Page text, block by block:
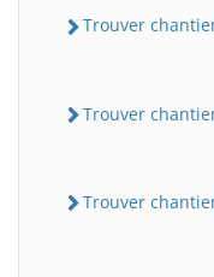
Trouver
Trouver
Trouver